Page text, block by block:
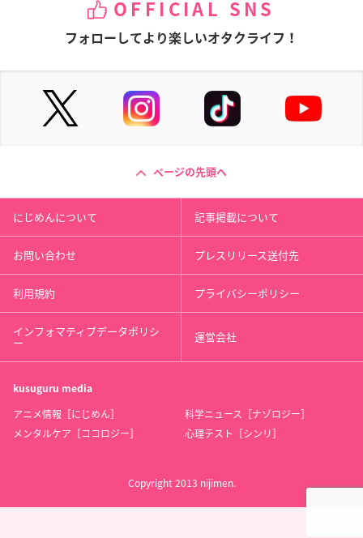
OFFICIAL SNS
フォローしてより楽しいオタクライフ！
ページの先頭へ
にじめんについて 記事掲載について
お問い合わせ プレスリリース送付先
利用規約 プライバシーポリシー
インフォマティブデータポリシ
ー 運営会社
kusuguru media
アニメ情報［にじめん］
科学ニュース［ナゾロジー］
メンタルケア［ココロジー］
心理テスト［シンリ］
Copyright 2013 nijimen.